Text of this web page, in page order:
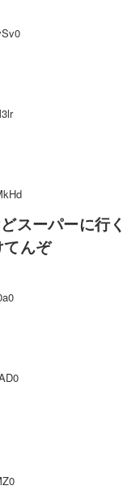
スーパーに行く
んぞ